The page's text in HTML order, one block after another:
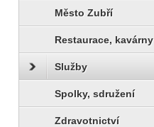
Město Zubří
Restaurace, kavárny
Služby
Spolky, sdružení
Zdravotnictví